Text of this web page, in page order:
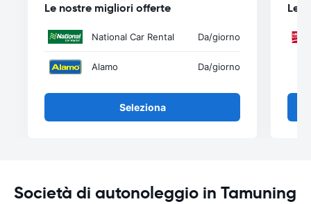
Le nostre migliori offerte
National Car Rental Da/giorno
Alamo Da/giorno
Seleziona
Le
Società di autonoleggio in Tamuning